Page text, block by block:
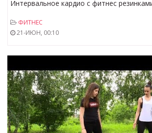
Интервальное кардио с фитнес
ФИТНЕС
21-ИЮН, 00:10